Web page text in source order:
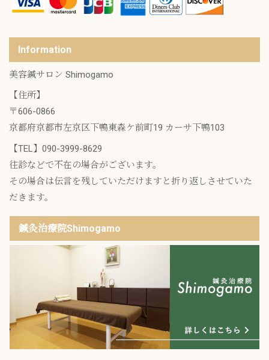
Information
美容鍼サロン Shimogamo
【住所】
〒606-0866
京都府京都市左京区下鴨東森ケ前町19 カーサ下鴨103
【TEL】 090-3999-8629
往診などで不在の場合がございます。
その場合は伝言を残していただけますと折り返しさせていた
だきます。
鍼灸治療院Shimogamo